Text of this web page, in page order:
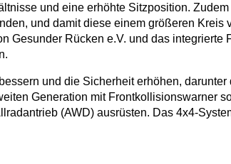
und eine erhöhte Sitzposition.
und damit diese einem größeren
Gesunder Rücken e.V. und das
und die Sicherheit erhöhen,
Generation mit Frontkollisionswarner
(AWD) ausrüsten. Das 4x4-